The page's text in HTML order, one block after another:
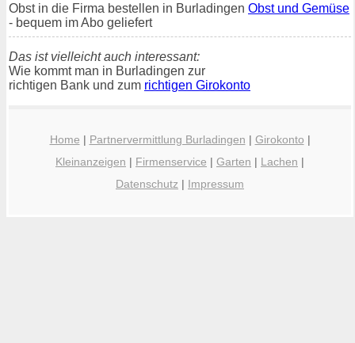
Obst in die Firma bestellen in Burladingen Obst und Gemüse
- bequem im Abo geliefert
Das ist vielleicht auch interessant:
Wie kommt man in Burladingen zur
richtigen Bank und zum richtigen Girokonto
Home | Partnervermittlung Burladingen | Girokonto |
Kleinanzeigen | Firmenservice | Garten | Lachen |
Datenschutz | Impressum